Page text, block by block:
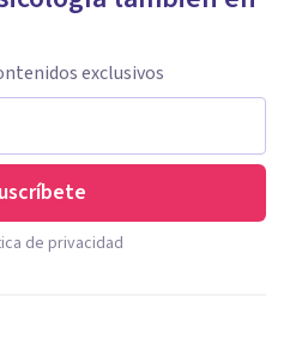
exclusivos
de privacidad